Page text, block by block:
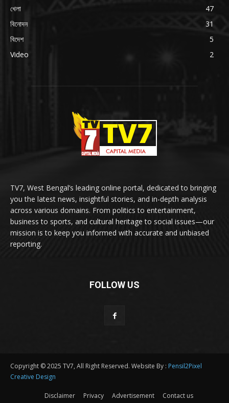
খেলা
47
বিনোদন
31
বিদেশ
5
Video
2
TV7, West Bengal’s leading online portal, dedicated to bringing
you the latest news, insightful stories, and in-depth analysis
across various domains. From politics to entertainment,
business to sports, and cultural heritage to social issues—our
mission is to keep you informed with accurate and unbiased
reporting.
FOLLOW US
Copyright © 2025 TV7, All Right Reserved. Website By : Pensil2Pixel
Creative Design
Disclaimer Privacy Advertisement Contact us